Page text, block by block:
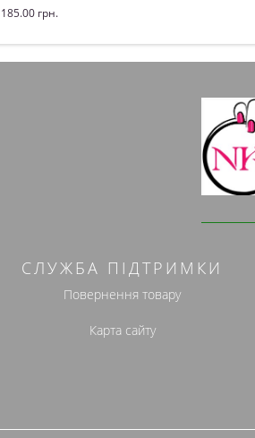
185.00 грн.
СЛУЖБА ПІДТРИМКИ
Повернення товару
Карта сайту